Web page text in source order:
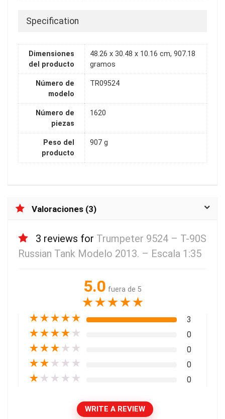
Specification
Dimensiones
del producto
48.26 x 30.48 x 10.16 cm, 907.18
gramos
Número de
modelo
TR09524
Número de
piezas
1620
Peso del
producto
907 g
Valoraciones (3)
3 reviews for Trumpeter 9524 – T-90S
Russian Tank Modelo 2013. – Escala 1:35
5.0 fuera de 5
★★★★★
★★★★★ 3
★★★★ ★ 0
★★★ ★ ★ 0
★★ ★ ★ ★ 0
★ ★ ★ ★ ★ 0
WRITE A REVIEW